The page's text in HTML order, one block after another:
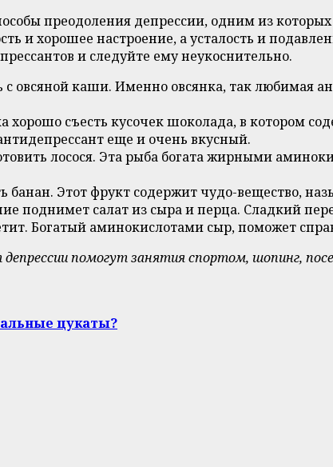
преодоления депрессии, одним из
и хорошее настроение, а усталость и
и следуйте ему неукоснительно.
с овсяной каши. Именно овсянка, так любимая
хорошо съесть кусочек шоколада, в котором
еще и очень вкусный.
лосося. Эта рыба богата жирными
банан. Этот фрукт содержит чудо-вещество,
поднимет салат из сыра и перца. Сладкий
Богатый аминокислотами сыр, поможет
помогут занятия спортом, шопинг,
цукаты?